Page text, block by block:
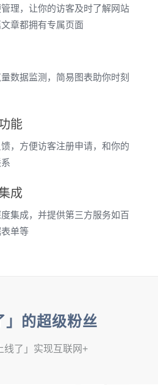
理，让你的访客及时了解网站
章都拥有专属页面
数据监测，简易图表助你时刻
能
，方便访客注册申请，和你的
成
集成，并提供第三方服务如百
单等
」的超级粉丝
线了」实现互联网+